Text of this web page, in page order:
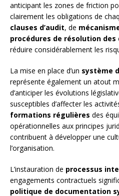
anticipant les zones de friction
clairement les obligations de
clauses d’audit, de
procédures de résolution des
réduire considérablement les
La mise en place d’un système
représente également un atout
d’anticiper les évolutions
susceptibles d’affecter les
formations régulières des
opérationnelles aux principes
contribuent à développer une
l’organisation.
L’instauration de processus
engagements contractuels
politique de documentation